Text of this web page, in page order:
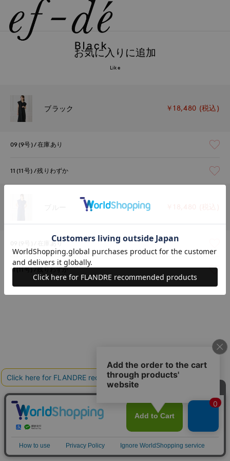
お気に入りに追加
Like
ブラック ￥18,480 (税込)
09(9号) 在庫あり
11(11号) 残りわずか
在庫あり
11(11号) 残りわずか